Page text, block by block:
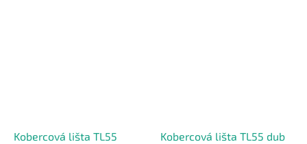
Kobercová lišta TL55
Kobercová lišta TL55 dub